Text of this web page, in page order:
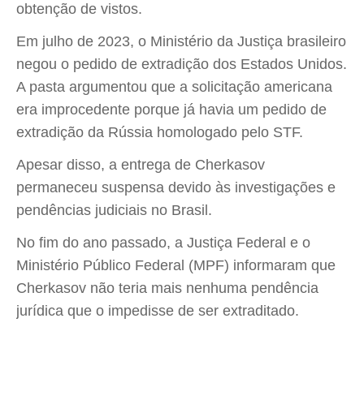
obtenção de vistos.
Em julho de 2023, o Ministério da Justiça brasileiro
negou o pedido de extradição dos Estados Unidos.
A pasta argumentou que a solicitação americana
era improcedente porque já havia um pedido de
extradição da Rússia homologado pelo STF.
Apesar disso, a entrega de Cherkasov
permaneceu suspensa devido às investigações e
pendências judiciais no Brasil.
No fim do ano passado, a Justiça Federal e o
Ministério Público Federal (MPF) informaram que
Cherkasov não teria mais nenhuma pendência
jurídica que o impedisse de ser extraditado.